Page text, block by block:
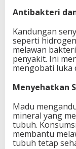
Antibakteri
Kandungan
seperti
melawan
penyakit. Ini
mengobati luka
Menyehatkan
Madu
mineral yang
tubuh.
membantu
tubuh tetap